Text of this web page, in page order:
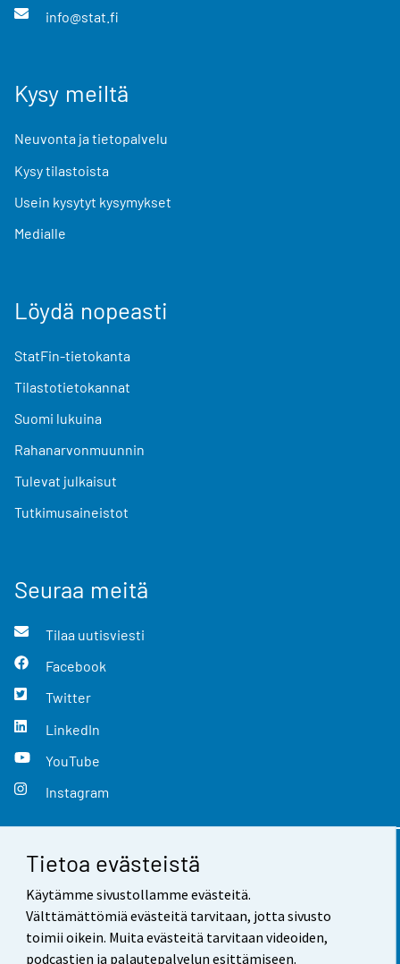
Tietoa evästeistä
Käytämme sivustollamme evästeitä.
Välttämättömiä evästeitä tarvitaan, jotta sivusto
toimii oikein. Muita evästeitä tarvitaan videoiden,
podcastien ja palautepalvelun esittämiseen.
info@stat.fi
Kysy meiltä
Neuvonta ja tietopalvelu
Kysy tilastoista
Usein kysytyt kysymykset
Medialle
Löydä nopeasti
StatFin-tietokanta
Tilastotietokannat
Suomi lukuina
Rahanarvonmuunnin
Tulevat julkaisut
Tutkimusaineistot
Seuraa meitä
Tilaa uutisviesti
Facebook
Twitter
LinkedIn
YouTube
Instagram
Yhteystiedot
Palaute
Käyttöehdot